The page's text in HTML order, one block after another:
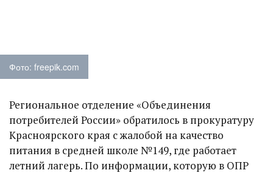
Фото: freepik.com
Региональное отделение «Объединения
потребителей России» обратилось в прокуратуру
Красноярского края с жалобой на качество
питания в средней школе №149, где работает
летний лагерь. По информации, которую в ОПР